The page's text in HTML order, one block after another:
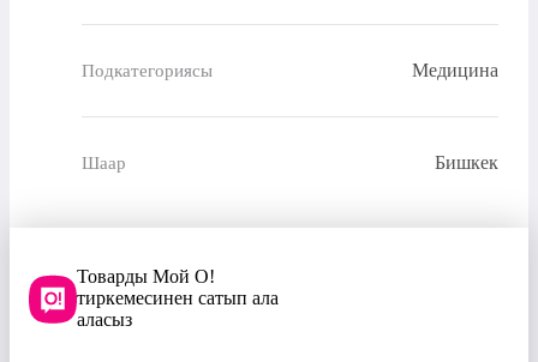
Подкатегориясы Медицина
Шаар Бишкек
Товарды Мой О!
тиркемесинен сатып ала
аласыз